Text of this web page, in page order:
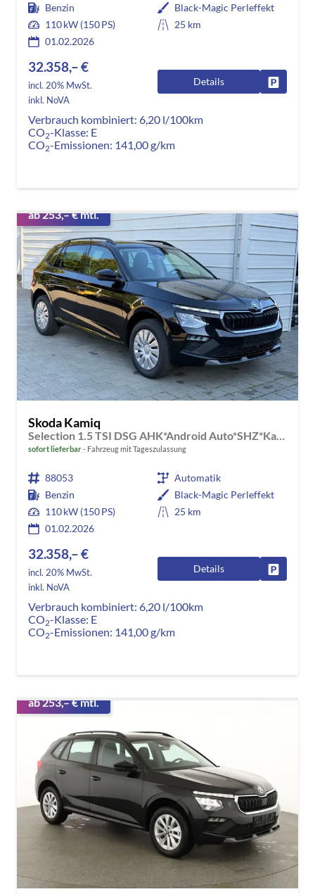
Benzin
Black-Magic Perleffekt
110 kW (150 PS)
25 km
01.02.2026
32.358,– €
incl. 20% MwSt.
inkl. NoVA
Details
Verbrauch kombiniert: 6,20 l/100km
CO2-Klasse: E
CO2-Emissionen: 141,00 g/km
ab 253,– € mtl.
Skoda Kamiq
Selection 1.5 TSI DSG AHK*Android Auto*SHZ*Kamera*Keyless*2Z Klimaauto*
sofort lieferbar Fahrzeug mit Tageszulassung
88053
Automatik
Benzin
Black-Magic Perleffekt
110 kW (150 PS)
25 km
01.02.2026
32.358,– €
incl. 20% MwSt.
inkl. NoVA
Details
Verbrauch kombiniert: 6,20 l/100km
CO2-Klasse: E
CO2-Emissionen: 141,00 g/km
ab 253,– € mtl.